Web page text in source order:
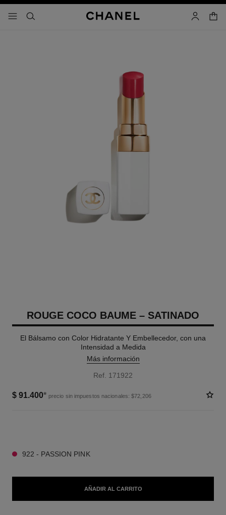
- navegación principal
buscar cuenta
ROUGE COCO BAUME – SATINADO
El Bálsamo con Color Hidratante Y Embellecedor, con una
Intensidad a Medida
Más información
Ref. 171922
$ 91.400* precio sin impuestos nacionales: $72,206
922 - PASSION PINK
AÑADIR AL CARRITO